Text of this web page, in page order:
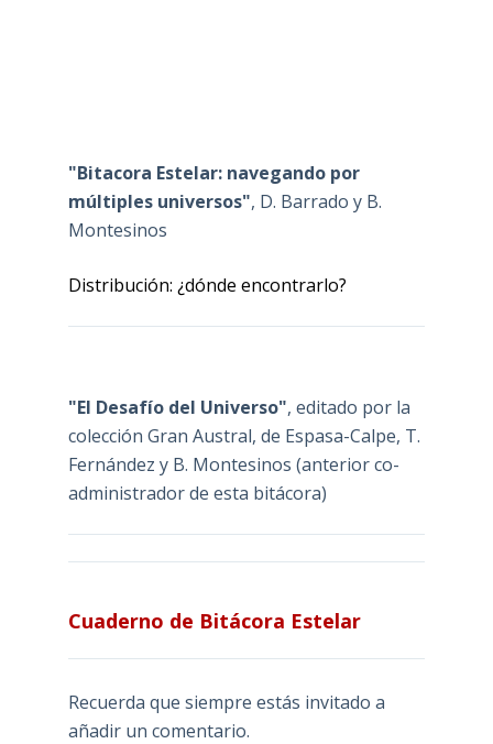
"Bitacora Estelar: navegando por
múltiples universos", D. Barrado y B.
Montesinos
Distribución: ¿dónde encontrarlo?
"El Desafío del Universo", editado por la
colección Gran Austral, de Espasa-Calpe, T.
Fernández y B. Montesinos (anterior co-
administrador de esta bitácora)
Cuaderno de Bitácora Estelar
Recuerda que siempre estás invitado a
añadir un comentario.